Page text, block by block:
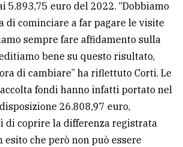
5.893,75 euro del 2022. “Dobbiamo
di cominciare a far pagare le visite
sempre fare affidamento sulla
bene su questo risultato,
di cambiare” ha riflettuto Corti. Le
fondi hanno infatti portato nel
26.808,97 euro,
di coprire la differenza registrata
esito che però non può essere